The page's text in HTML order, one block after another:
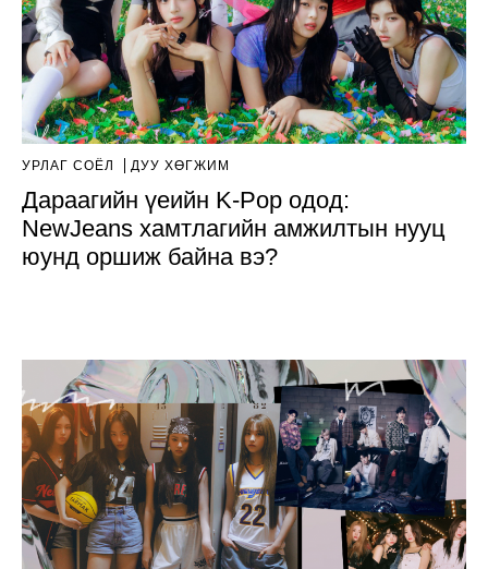
УРЛАГ СОЁЛ ДУУ ХӨГЖИМ
Дараагийн үеийн K-Pop одод:
NewJeans хамтлагийн амжилтын нууц
юунд оршиж байна вэ?